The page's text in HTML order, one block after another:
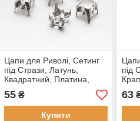
Цапи для Риволі, Сетинг
під Стрази, Латунь,
Квадратний, Платина,
4x4x0.23 мм, Під Стрази
4х4 мм, (250 шт)
55₴
Купити
під
63